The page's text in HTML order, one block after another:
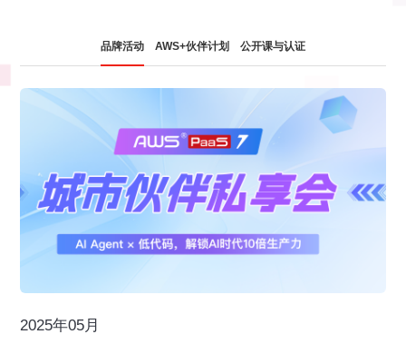
品牌活动 AWS+伙伴计划 公开课与认证
2025年05月